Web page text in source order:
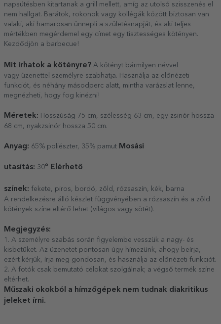
napsütésben kitartanak a grill mellett, amíg az utolsó szisszenés el
nem hallgat. Barátok, rokonok vagy kollégák között biztosan van
valaki, aki hamarosan ünnepli a születésnapját, és aki teljes
mértékben megérdemel egy címet egy tisztességes kötényen.
Kezdődjön a barbecue!
Mit írhatok a kötényre? A kötényt bármilyen névvel
vagy üzenettel személyre szabhatja. Használja az előnézeti
funkciót, és néhány másodperc alatt, mintha varázslat lenne,
megnézheti, hogy fog kinézni!
Méretek: Hosszúság 75 cm, szélesség 63 cm, egy zsinór hossza
68 cm, nyakzsinór hossza 50 cm.
Anyag: 65% poliészter, 35% pamut Mosási
utasítás: 30° Elérhető
színek: fekete, piros, bordó, zöld, rózsaszín, kék, barna
A rendelkezésre álló készlet függvényében a rózsaszín és a zöld
kötények színe eltérő lehet (világos vagy sötét).
Megjegyzés:
1. A személyre szabás során figyelembe vesszük a nagy- és
kisbetűket. Az üzenetet pontosan úgy hímezünk, ahogy beírja,
ezért kérjük, írja meg gondosan, és használja az előnézeti funkciót.
2. A fotók csak bemutató célokat szolgálnak; a végső termék színe
eltérhet.
Műszaki okokból a hímzőgépek nem tudnak diakritikus
jeleket írni.